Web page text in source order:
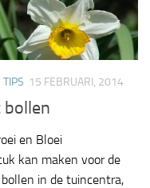
TIPS 15 FEBRUARI, 2014
bollen
en Bloei
kan maken voor de
in de tuincentra,